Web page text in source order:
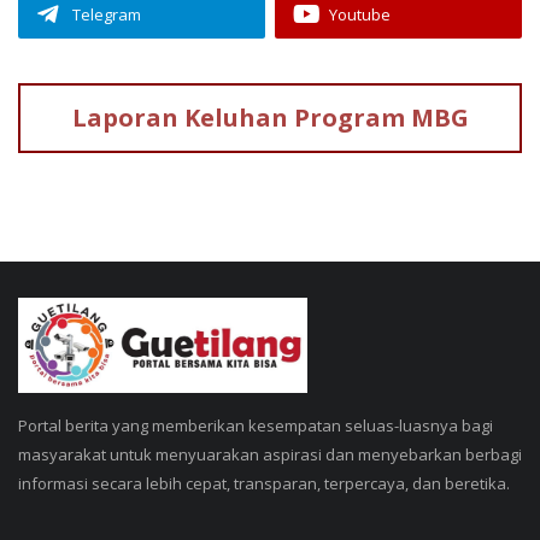
Telegram Youtube
Laporan Keluhan Program MBG
Portal berita yang memberikan kesempatan seluas-luasnya bagi
masyarakat untuk menyuarakan aspirasi dan menyebarkan berbagi
informasi secara lebih cepat, transparan, terpercaya, dan beretika.